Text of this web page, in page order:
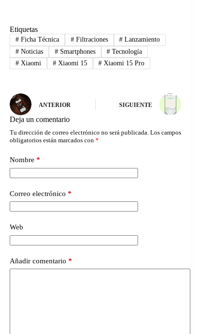
Etiquetas
#Ficha Técnica #Filtraciones # Lanzamiento
#Noticias #Smartphones # Tecnología
#Xiaomi #Xiaomi 15 # Xiaomi 15 Pro
ANTERIOR SIGUIENTE
Deja un comentario
Tu dirección de correo electrónico no será publicada. Los campos
obligatorios están marcados con *
Nombre *
Correo electrónico *
Web
Añadir comentario *